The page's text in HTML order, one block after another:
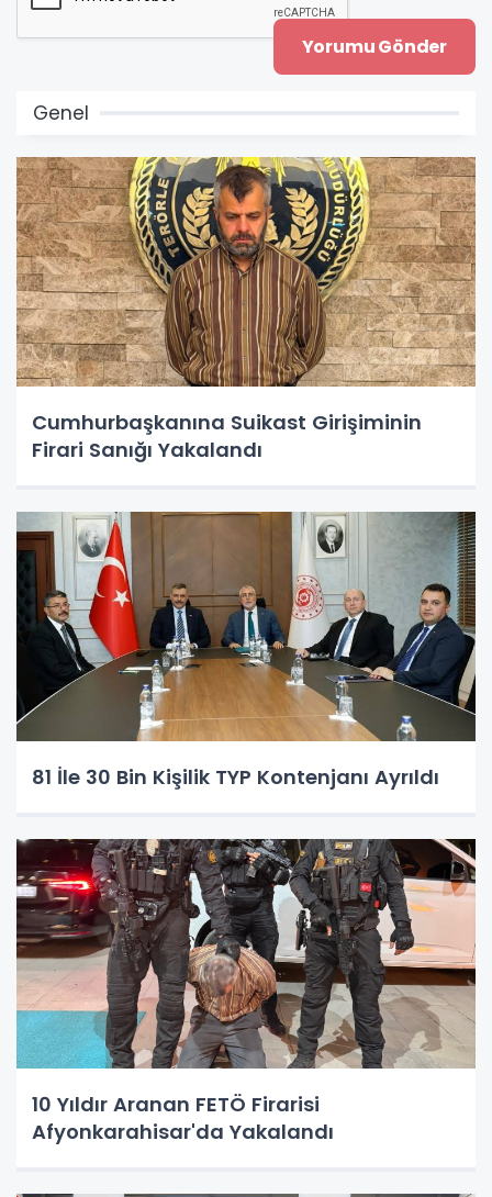
Genel
Cumhurbaşkanına Suikast Girişiminin
Firari Sanığı Yakalandı
81 İle 30 Bin Kişilik TYP Kontenjanı Ayrıldı
10 Yıldır Aranan FETÖ Firarisi
Afyonkarahisar'da Yakalandı